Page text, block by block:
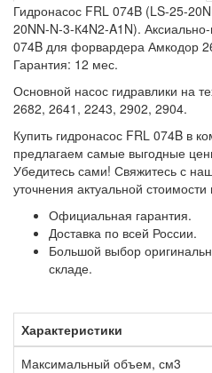
Гидронасос FRL 074B (LS-25-
20NN-N-3-К4N2-A1N).
074B для форвардера Амкодор
Гарантия: 12 мес.
Основной насос гидравлики на
2682, 2641, 2243, 2902, 2904.
Купить гидронасос FRL 074B в
предлагаем самые выгодные
Убедитесь сами! Свяжитесь с
уточнения актуальной стоимости
Официальная гарантия.
Доставка по всей России.
Большой выбор
складе.
Характеристики
Максимальный объем, см3